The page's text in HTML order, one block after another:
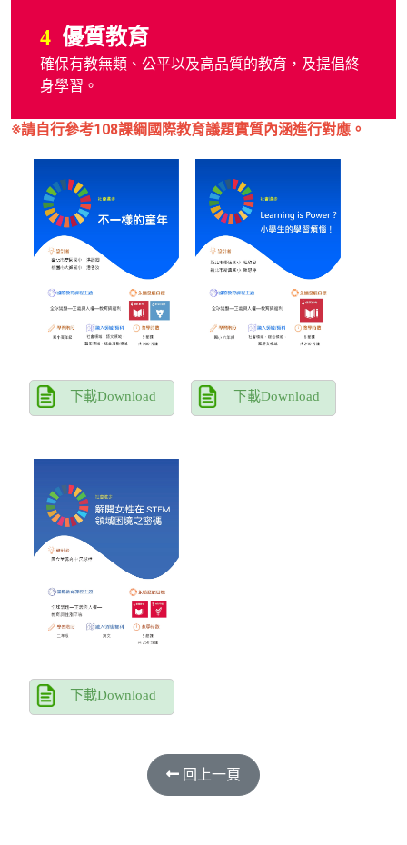
4 優質教育
確保有教無類、公平以及高品質的教育，及提倡終
身學習。
※請自行參考108課綱國際教育議題實質內涵進行對應。
下載Download 下載Download
下載Download
回上一頁